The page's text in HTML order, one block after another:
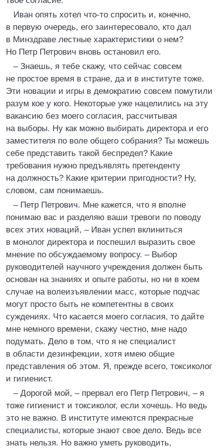
Иван опять хотел что-то спросить и, конечно,
в первую очередь, его заинтересовало, кто дал
в Минздраве лестные характеристики о нем?
Но Петр Петрович вновь остановил его.
– Знаешь, я тебе скажу, что сейчас совсем
не простое время в стране, да и в институте тоже.
Эти новации и игры в демократию совсем помутили
разум кое у кого. Некоторые уже нацелились на эту
вакансию без моего согласия, рассчитывая
на выборы. Ну как можно выбирать директора и его
заместителя по воле общего собрания? Ты можешь
себе представить такой беспредел? Какие
требования нужно предъявлять претенденту
на должность? Какие критерии пригодности? Ну,
словом, сам понимаешь.
– Петр Петрович. Мне кажется, что я вполне
понимаю вас и разделяю ваши тревоги по поводу
всех этих новаций, – Иван успел вклиниться
в монолог директора и поспешил выразить свое
мнение по обсуждаемому вопросу. – Выбор
руководителей научного учреждения должен быть
основан на знаниях и опыте работы, но ни в коем
случае на волеизъявлении масс, которые подчас
могут просто быть не компетентны в своих
суждениях. Что касается моего согласия, то дайте
мне немного времени, скажу честно, мне надо
подумать. Дело в том, что я не специалист
в области дезинфекции, хотя имею общие
представления об этом. Я, прежде всего, токсиколог
и гигиенист.
– Дорогой мой, – прервал его Петр Петрович, – я
тоже гигиенист и токсиколог, если хочешь. Но ведь
это не важно. В институте имеются прекрасные
специалисты, которые знают свое дело. Ведь все
знать нельзя. Но важно уметь руководить,